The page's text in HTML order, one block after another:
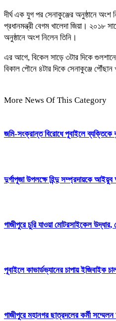
দীর্ঘ এক যুগ পর সেনাকুঞ্জের অনুষ্ঠানে অংশ
প্রধানমন্ত্রী বেগম খালেদা জিয়া।
অনুষ্ঠানে অংশ নিলেন তিনি।
এর আগে, বিকেল সাড়ে ৩টার দিকে
বিকাল পৌনে ৪টার দিকে সেনাকুঞ্জে পৌঁছান
More News Of This Category
জমি-সংক্রান্ত বিরোধে পূবাইলে
দুর্গাপূজা উপলক্ষে হিন্দু সম্প্রদায়কে
গাজীপুরে চুরি যাওয়া মোটরসাইকেল উদ্ধার,
পূবাইলে কাভার্ডভ্যানের চাপায় ইজিবাইক
গাজীপুরে মহানগর ছাত্রদলের কর্মী সম্মেলন